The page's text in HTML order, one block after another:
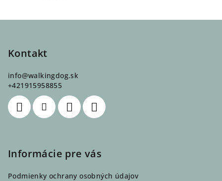
Kontakt
info@walkingdog.sk
+421915958855
Informácie pre vás
Podmienky ochrany osobných údajov